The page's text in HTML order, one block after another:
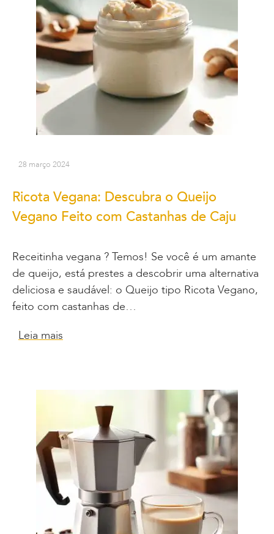
28 março 2024
Ricota Vegana: Descubra o Queijo
Vegano Feito com Castanhas de Caju
Receitinha vegana ? Temos! Se você é um amante
de queijo, está prestes a descobrir uma alternativa
deliciosa e saudável: o Queijo tipo Ricota Vegano,
feito com castanhas de…
Leia mais